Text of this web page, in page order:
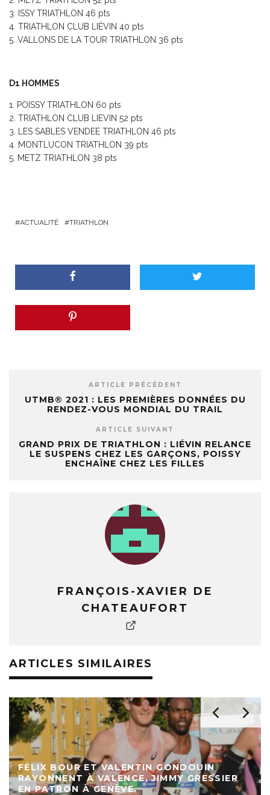
3. ISSY TRIATHLON 46 pts
4. TRIATHLON CLUB LIÉVIN 40 pts
5. VALLONS DE LA TOUR TRIATHLON 36 pts
D1 HOMMES
1. POISSY TRIATHLON 60 pts
2. TRIATHLON CLUB LIEVIN 52 pts
3. LES SABLES VENDEE TRIATHLON 46 pts
4. MONTLUCON TRIATHLON 39 pts
5. METZ TRIATHLON 38 pts
ACTUALITÉ TRIATHLON
ARTICLE PRÉCÉDENT
UTMB® 2021 : LES PREMIÈRES DONNÉES DU
RENDEZ-VOUS MONDIAL DU TRAIL
ARTICLE SUIVANT
GRAND PRIX DE TRIATHLON : LIÉVIN RELANCE
LE SUSPENS CHEZ LES GARÇONS, POISSY
ENCHAÎNE CHEZ LES FILLES
FRANÇOIS-XAVIER DE
CHATEAUFORT
ARTICLES SIMILAIRES
FÉLIX BOUR ET VALENTIN GONDOUIN
RAYONNENT À VALENCE, JIMMY GRESSIER
EN PATRON À GENÈVE.